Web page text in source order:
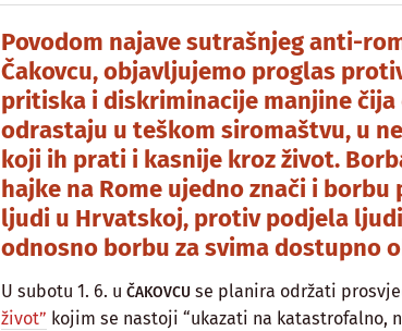
Povodom najave sutrašnjeg anti-
Čakovcu, objavljujemo proglas
pritiska i diskriminacije manjine čija
odrastaju u teškom siromaštvu, u
koji ih prati i kasnije kroz život.
hajke na Rome ujedno znači i
ljudi u Hrvatskoj, protiv podjela
odnosno borbu za svima dostupno
U subotu 1. 6. u ČAKOVCUse planira održati
život” kojim se nastoji “ukazati na katastrofalno,